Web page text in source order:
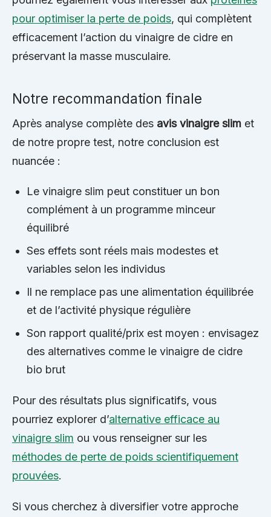
pour optimiser la perte de poids, qui complètent
efficacement l’action du vinaigre de cidre en
préservant la masse musculaire.
Notre recommandation finale
Après analyse complète des avis vinaigre slim et
de notre propre test, notre conclusion est
nuancée :
Le vinaigre slim peut constituer un bon
complément à un programme minceur
équilibré
Ses effets sont réels mais modestes et
variables selon les individus
Il ne remplace pas une alimentation équilibrée
et de l’activité physique régulière
Son rapport qualité/prix est moyen : envisagez
des alternatives comme le vinaigre de cidre
bio brut
Pour des résultats plus significatifs, vous
pourriez explorer d’alternative efficace au
vinaigre slim ou vous renseigner sur les
méthodes de perte de poids scientifiquement
prouvées.
Si vous cherchez à diversifier votre approche